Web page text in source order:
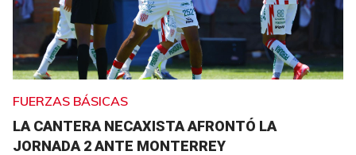
FUERZAS BÁSICAS
LA CANTERA NECAXISTA AFRONTÓ LA
JORNADA 2 ANTE MONTERREY